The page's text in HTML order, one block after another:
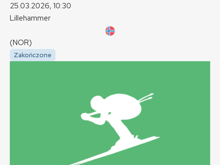
25.03.2026, 10:30
Lillehammer
(NOR)
Zakończone